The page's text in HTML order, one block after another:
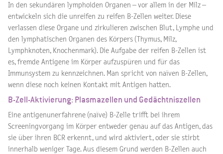
In den sekundären lymphoiden Organen – vor allem in der Milz –
entwickeln sich die unreifen zu reifen B-Zellen weiter. Diese
verlassen diese Organe und zirkulieren zwischen Blut, Lymphe und
den lymphatischen Organen des Körpers (Thymus, Milz,
Lymphknoten, Knochenmark). Die Aufgabe der reifen B-Zellen ist
es, fremde Antigene im Körper aufzuspüren und für das
Immunsystem zu kennzeichnen. Man spricht von naïven B-Zellen,
wenn diese noch keinen Kontakt mit Antigen hatten.
B-Zell-Aktivierung: Plasmazellen und Gedächtniszellen
Eine antigenunerfahrene (naïve) B-Zelle trifft bei ihrem
Screeningvorgang im Körper entweder genau auf das Antigen, das
sie über ihren BCR erkennt, und wird aktiviert, oder sie stirbt
innerhalb weniger Tage. Aus diesem Grund werden B-Zellen auch